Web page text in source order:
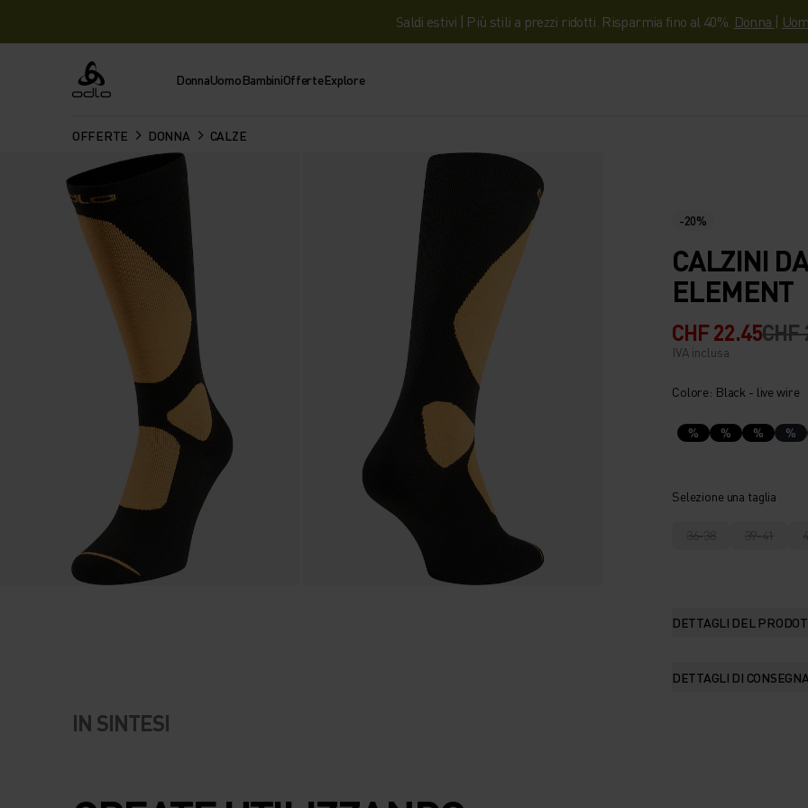
Saldi estivi | Più stili a prezzi ridotti. Risparmia fino al 40%. Donna |
Odlo DonnaUomoBambiniOfferteExplore
OFFERTE DONNA CALZE
-20%
CALZINI
ELEMENT
CHF 22.45CHF
IVA inclusa
Colore: Black - live wire
% % % %
Selezione una taglia
36-38 39-41
DETTAGLI DEL
DETTAGLI DI CONSEGNA
IN SINTESI